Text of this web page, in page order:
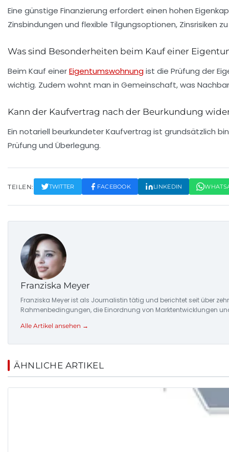
Eine günstige Finanzierung erfordert einen hohen
Zinsbindungen und flexible Tilgungsoptionen, Zinsrisiken
Was sind Besonderheiten beim Kauf einer
Beim Kauf einerEigentumswohnungist die Prüfung der
wichtig. Zudem wohnt man in Gemeinschaft, was
Kann der Kaufvertrag nach der Beurkundung
Ein notariell beurkundeter Kaufvertrag ist grundsätzlich
Prüfung und Überlegung.
TEILEN: TWITTER FACEBOOK LINKEDIN
Franziska Meyer
Franziska Meyer ist als Journalistin tätig und berichtet seit über
Rahmenbedingungen, die Einordnung von Marktentwicklungen
Alle Artikel ansehen →
ÄHNLICHE ARTIKEL